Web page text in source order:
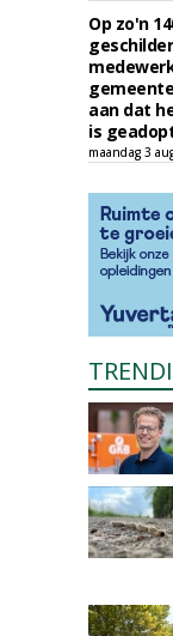
Op zo'n
aan dat
is
maandag 3